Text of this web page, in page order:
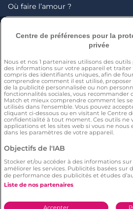
Où faire l’amour ?
S'embrasser pour la 1ère fois :
Sexting : Qu'est-ce que c'est ?
Comment prendre le plus beau
Site de rencontre gratuit
Rencontre gay
*Selon une étude TNS réalisée pour
novembre 2017, sur un échantillon
rencontre en
Centre de préférences pour la
privée
Nous et nos 1 partenaires utilisons des outils
des informations sur votre appareil et traiter
compris des identifiants uniques, afin de
comprendre comment il est utilisé,
de la publicité personnalisée ou non
fonctionnalités sociales, vous recommander
Match et mieux comprendre comment les
utilisés dans l'ensemble. Vous pouvez
cliquant ci-dessous ou en visitant le Centre
confidentialité à tout moment. Ces outils ne
applications et les sites web si vous ne
dans les paramètres de votre appareil.
Objectifs de l'IAB
Stocker et/ou accéder à des informations
améliorer les services. Publicités basées sur
de performance des publicités et études
Liste de nos partenaires
Accepter